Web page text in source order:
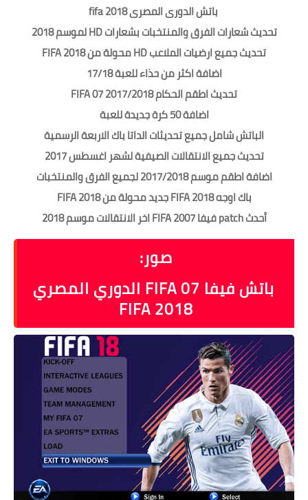
باتش الدورى المصرى 2018 fifa
تحديث شعارات الفرق والمنتخبات بشعارات HD لموسم 2018
تحديث جميع ارضيات الملاعب HD محولة من FIFA 2018
اضافة اكثر من حذاء للعبة 17/18
تحديث اطقم الحكام 2017/2018 FIFA 07
اضافة 50 كرة جديدة للعبة
الباتش شامل جميع تحديثات الداتا باك الاربعة الرسمية
تحديث جميع الانتقالات الصيفية لشهر اغسطس 2017
اضافة اطقم موسم 2017/2018 لجميع الفرق والمنتخبات
باك اوجه FIFA 2018 جديد محولة من FIFA 2018
أحدث patch فيفا FIFA 2007 اخر الانتقالات موسم 2018
صور:
باتش فيفا FIFA 07 الدوري المصري
2018 FIFA